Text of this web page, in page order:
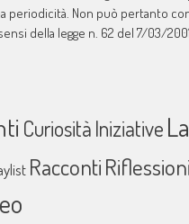
periodicità. Non può pertanto
della legge n. 62 del 7/03/
CuriositàIniziative
RaccontiRiflessioni